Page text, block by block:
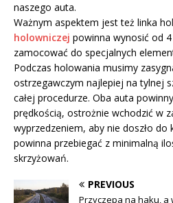
naszego auta.
Ważnym aspektem jest też linka
holowniczej powinna wynosić od
zamocować do specjalnych
Podczas holowania musimy
ostrzegawczym najlepiej na tylnej
całej procedurze. Oba auta
prędkością, ostrożnie wchodzić w
wyprzedzeniem, aby nie doszło
powinna przebiegać z minimalną
skrzyżowań.
PREVIOUS
Przyczepa na haku, a